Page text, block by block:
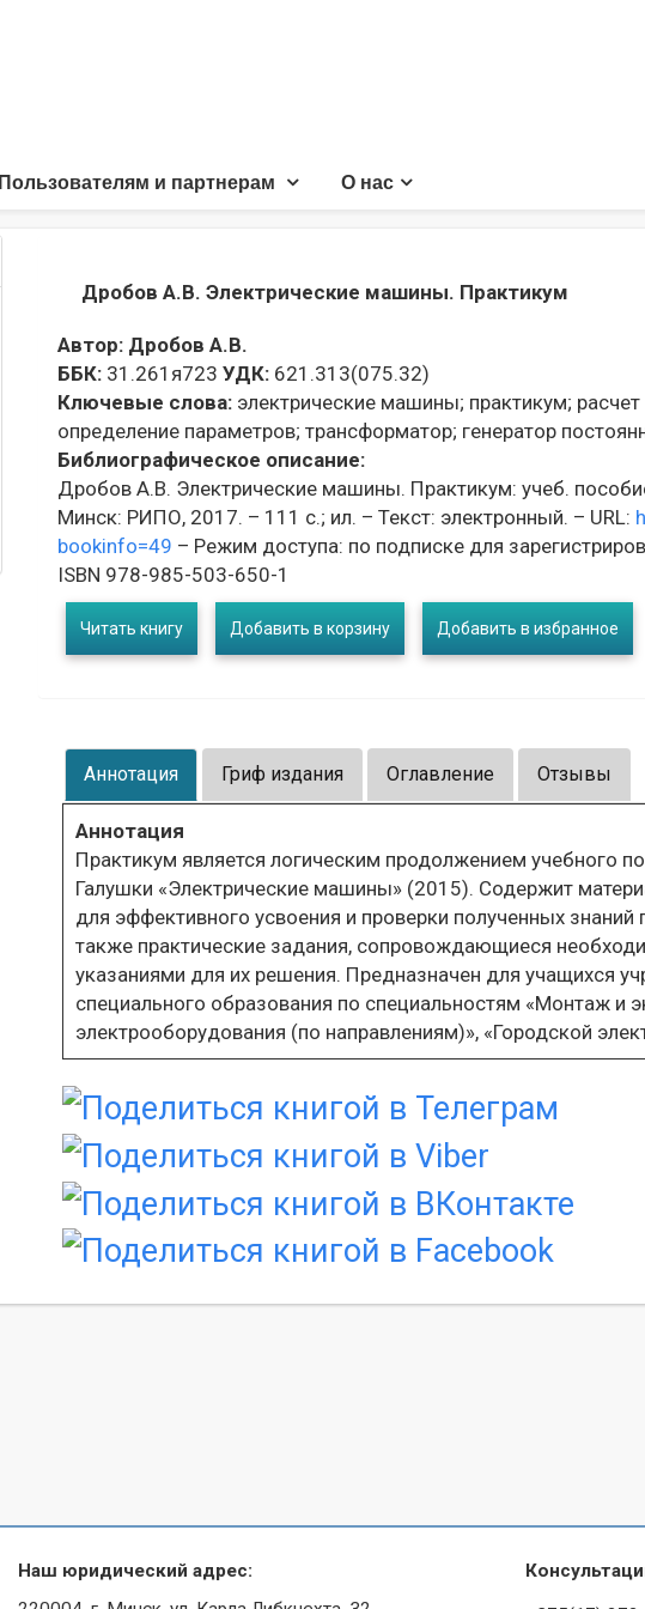
Пользователям и партнерам О нас
Дробов А.В. Электрические машины. Практикум
Автор: Дробов А.В.
ББК: 31.261я723 УДК: 621.313(075.32)
Ключевые слова: электрические машины; практикум;
определение параметров; трансформатор; генератор
Библиографическое описание:
Дробов А.В. Электрические машины. Практикум: учеб.
Минск: РИПО, 2017. – 111 с.; ил. – Текст: электронный. – URL:
bookinfo=49 – Режим доступа: по подписке для
ISBN 978-985-503-650-1
Читать книгу Добавить в корзину Добавить в избранное
Аннотация Гриф издания Оглавление Отзывы
Аннотация
Практикум является логическим продолжением учебного
Галушки «Электрические машины» (2015). Содержит
для эффективного усвоения и проверки полученных знаний
также практические задания, сопровождающиеся
указаниями для их решения. Предназначен для учащихся
специального образования по специальностям «Монтаж и
электрооборудования (по направлениям)», «Городской
Наш юридический адрес: